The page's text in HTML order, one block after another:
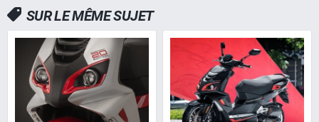
SUR LE MÊME SUJET